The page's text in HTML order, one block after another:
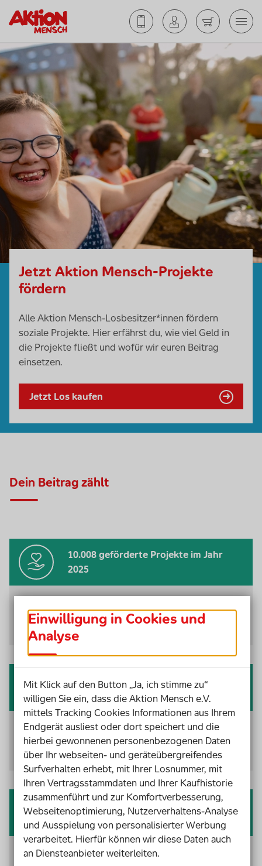
Jetzt Aktion Mensch-Projekte
fördern
Alle Aktion Mensch-Losbesitzer*innen fördern
soziale Projekte. Hier erfährst du, wie viel Geld in
die Projekte fließt und wofür wir euren Beitrag
einsetzen.
Jetzt Los kaufen
Dein Beitrag zählt
10.008 geförderte Projekte im Jahr
2025
So verbessern wir die Lebensbedingungen von
Menschen mit Behinderung, Kindern und
Jugendlichen.
220,9 Millionen Euro für soziale
Projekte
Dein Los macht es möglich: Im Jahr 2025 sind rund
220,9 Millionen Euro in Projekte geflossen, die
Inklusion in unserer Gesellschaft vorantreiben.
25.217 € / Stunde
Innerhalb von nur einer Stunde können wir rund
Einwilligung in Cookies und
Analyse
Mit Klick auf den Button „Ja, ich stimme zu“
willigen Sie ein, dass die Aktion Mensch e.V.
mittels Tracking Cookies Informationen aus Ihrem
Endgerät ausliest oder dort speichert und die
hierbei gewonnenen personenbezogenen Daten
über Ihr webseiten- und geräteübergreifendes
Surfverhalten erhebt, mit Ihrer Losnummer, mit
Ihren Vertragsstammdaten und Ihrer Kaufhistorie
zusammenführt und zur Komfortverbesserung,
Webseitenoptimierung, Nutzerverhaltens-Analyse
und Ausspielung von personalisierter Werbung
verarbeitet. Hierfür können wir diese Daten auch
an Diensteanbieter weiterleiten.